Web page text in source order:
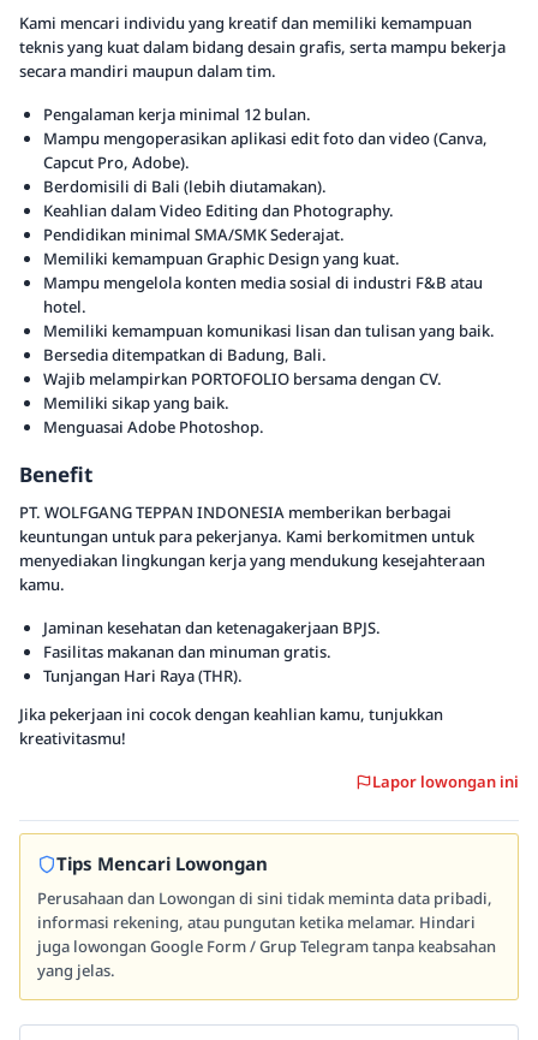
Kami mencari individu yang kreatif dan memiliki kemampuan
teknis yang kuat dalam bidang desain grafis, serta mampu bekerja
secara mandiri maupun dalam tim.
Pengalaman kerja minimal 12 bulan.
Mampu mengoperasikan aplikasi edit foto dan video (Canva,
Capcut Pro, Adobe).
Berdomisili di Bali (lebih diutamakan).
Keahlian dalam Video Editing dan Photography.
Pendidikan minimal SMA/SMK Sederajat.
Memiliki kemampuan Graphic Design yang kuat.
Mampu mengelola konten media sosial di industri F&B atau
hotel.
Memiliki kemampuan komunikasi lisan dan tulisan yang baik.
Bersedia ditempatkan di Badung, Bali.
Wajib melampirkan PORTOFOLIO bersama dengan CV.
Memiliki sikap yang baik.
Menguasai Adobe Photoshop.
Benefit
PT. WOLFGANG TEPPAN INDONESIA memberikan berbagai
keuntungan untuk para pekerjanya. Kami berkomitmen untuk
menyediakan lingkungan kerja yang mendukung kesejahteraan
kamu.
Jaminan kesehatan dan ketenagakerjaan BPJS.
Fasilitas makanan dan minuman gratis.
Tunjangan Hari Raya (THR).
Jika pekerjaan ini cocok dengan keahlian kamu, tunjukkan
kreativitasmu!
Lapor lowongan ini
Tips Mencari Lowongan
Perusahaan dan Lowongan di sini tidak meminta data pribadi,
informasi rekening, atau pungutan ketika melamar. Hindari
juga lowongan Google Form / Grup Telegram tanpa keabsahan
yang jelas.